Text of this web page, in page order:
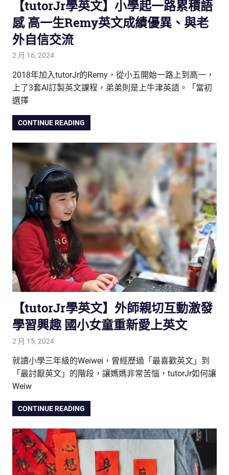
【tutorJr學英文】小學起一路累積語
感 高一生Remy英文成績優異、與老
外自信交流
2 月 16, 2024
2018年加入tutorJr的Remy，從小五開始一路上到高一，
上了3套AI訂製英文課程，弟弟則是上牛津英語。「當初
選擇
CONTINUE READING
【tutorJr學英文】外師親切互動激發
學習興趣 國小女童重新愛上英文
2 月 15, 2024
就讀小學三年級的Weiwei，曾經歷過「最喜歡英文」到
「最討厭英文」的階段，讓媽媽非常苦惱，tutorJr如何讓
Weiw
CONTINUE READING